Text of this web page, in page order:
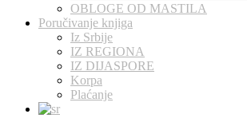
OBLOGE OD MASTILA
Poručivanje knjiga
Iz Srbije
IZ REGIONA
IZ DIJASPORE
Korpa
Plaćanje